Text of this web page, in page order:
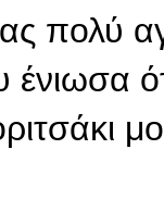
πολύ
ένιωσα